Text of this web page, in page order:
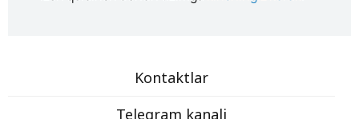
Kontaktlar
Telegram kanali